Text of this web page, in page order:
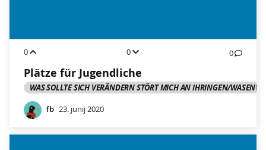
0 0 0
Plätze für Jugendliche
WAS SOLLTE SICH VERÄNDERN STÖRT MICH AN IHRINGEN/
fb 23. junij 2020